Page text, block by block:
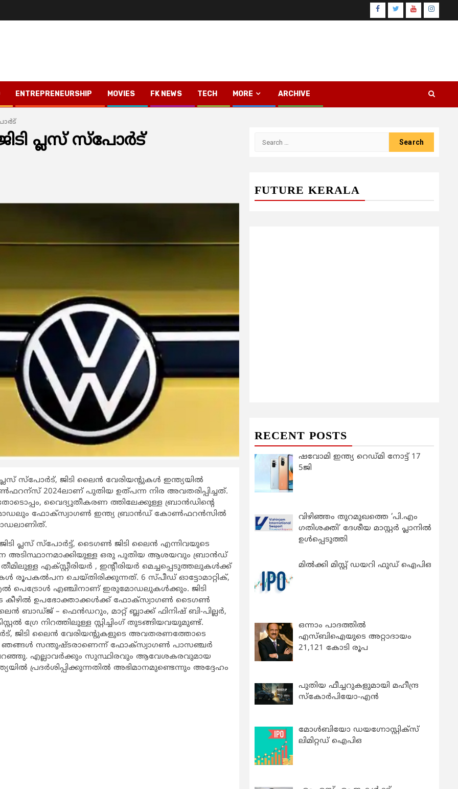
Facebook
TwitterYoutube
ENTREPRENEURSHIP MOVIES FK NEWS TECH MORE ARCHIVE
പ്ലസ് സ്പോര്‍ട്
സ്പോര്‍ട്, ജിടി ലൈന്‍ വേരിയന്‍റുകള്‍ ഇന്ത്യയില്‍
2024ലാണ് പുതിയ ഉത്പന്ന നിര അവതരിപ്പിച്ചത്.
വൈദ്യുതീകരണ ത്തിലേക്കുള്ള ബ്രാന്‍ഡിന്‍റെ
മോഡലും ഫോക്സ്വാഗണ്‍ ഇന്ത്യ ബ്രാന്‍ഡ് കോണ്‍ഫറന്‍സില്‍
പ്ലസ് സ്പോര്‍ട്ട്, ടൈഗണ്‍ ജിടി ലൈന്‍ എന്നിവയുടെ
അടിസ്ഥാനമാക്കിയുള്ള ഒരു പുതിയ ആശയവും ബ്രാന്‍ഡ്
എക്സ്റ്റീരിയര്‍ , ഇന്‍റീരിയര്‍ മെച്ചപ്പെടുത്തലുകള്‍ക്ക്
രൂപകല്‍പന ചെയ്തിരിക്കുന്നത്. 6 സ്പീഡ് ഓട്ടോമാറ്റിക്,
പെട്രോള്‍ എഞ്ചിനാണ് ഇരുമോഡലുകള്‍ക്കും. ജിടി
കീഴില്‍ ഉപഭോക്താക്കള്‍ക്ക് ഫോക്സ്വാഗണ്‍ ടൈഗണ്‍
ബാഡ്ജ് – ഫെന്‍ഡറും, മാറ്റ് ബ്ലാക്ക് ഫിനിഷ് ബി-പില്ലര്‍,
ഗ്രേ നിറത്തിലുള്ള സ്റ്റിച്ചിംഗ് തുടങ്ങിയവയുമുണ്ട്.
ജിടി ലൈന്‍ വേരിയന്‍റുകളുടെ അവതരണത്തോടെ
ഞങ്ങള്‍ സന്തുഷ്ടരാണെന്ന് ഫോക്സ്വാഗണ്‍ പാസഞ്ചര്‍
എല്ലാവര്‍ക്കും സുസ്ഥിരവും ആവേശകരവുമായ
പ്രദര്‍ശിപ്പിക്കുന്നതില്‍ അഭിമാനമുണ്ടെന്നും അദ്ദേഹം
FUTURE KERALA
RECENT POSTS
ഷവോമി ഇന്ത്യ റെഡ്മി നോട്ട് 17
5ജി
വിഴിഞ്ഞം തുറമുഖത്തെ ‘പി.എം
ഗതിശക്തി’ ദേശീയ മാസ്റ്റർ പ്ലാനിൽ
ഉൾപ്പെടുത്തി
മിൽക്കി മിസ്റ്റ് ഡയറി ഫുഡ് ഐപിഒ
ഒന്നാം പാദത്തിൽ
എസ്ബിഐയുടെ അറ്റാദായം
21,121 കോടി രൂപ
പുതിയ ഫീച്ചറുകളുമായി മഹീന്ദ്ര
സ്കോർപിയോ-എൻ
മോൾബിയോ ഡയഗ്നോസ്റ്റിക്സ്
ലിമിറ്റഡ് ഐപിഒ